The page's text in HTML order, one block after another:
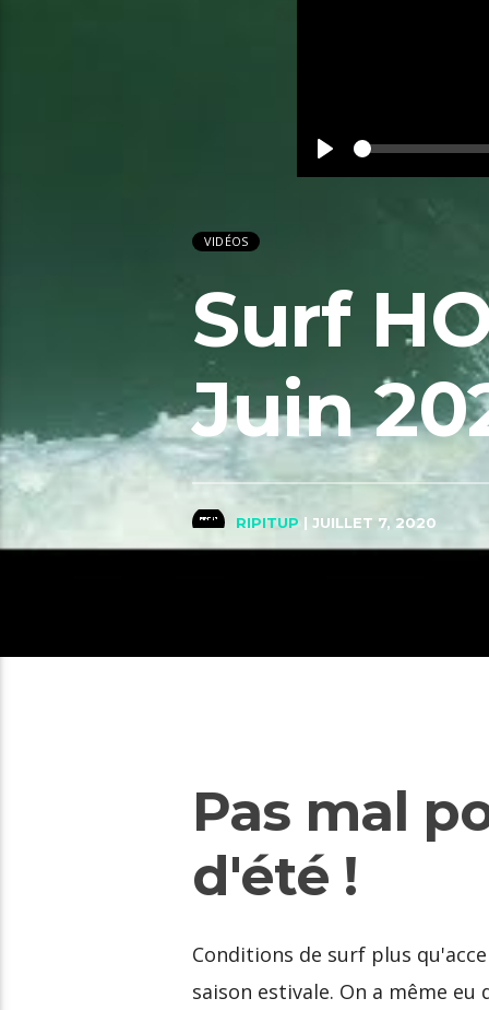
VIDÉOS
Surf
Juin
RIPITUP | JUILLET 7, 2020
Pas mal
d'été !
Conditions de surf plus
saison estivale. On a même